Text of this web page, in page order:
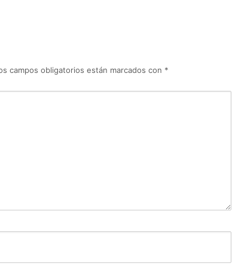
campos obligatorios están marcados con *